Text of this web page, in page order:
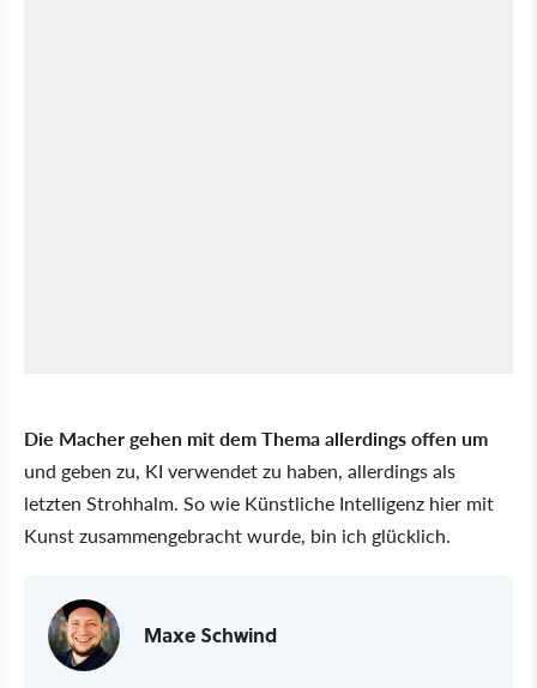
Die Macher gehen mit dem Thema allerdings offen um
und geben zu, KI verwendet zu haben, allerdings als
letzten Strohhalm. So wie Künstliche Intelligenz hier mit
Kunst zusammengebracht wurde, bin ich glücklich.
Maxe Schwind